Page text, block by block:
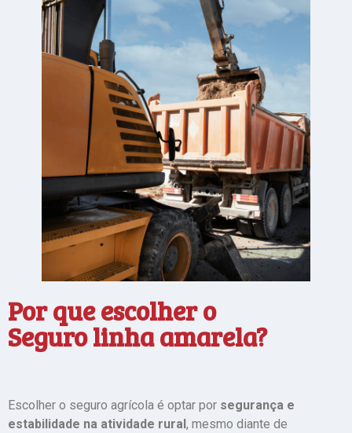
Por que escolher o
Seguro linha amarela?
Escolher o seguro agrícola é optar por segurança e
estabilidade na atividade rural , mesmo diante de